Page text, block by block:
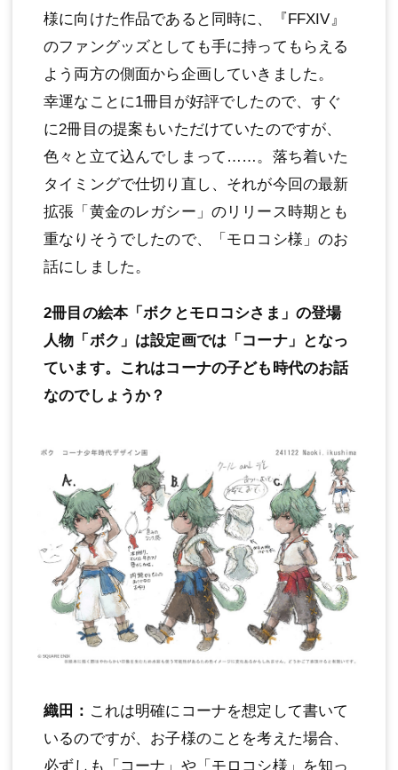
様に向けた作品であると同時に、『FFXIV』
のファングッズとしても手に持ってもらえる
よう両方の側面から企画していきました。
幸運なことに1冊目が好評でしたので、すぐ
に2冊目の提案もいただけていたのですが、
色々と立て込んでしまって……。落ち着いた
タイミングで仕切り直し、それが今回の最新
拡張「黄金のレガシー」のリリース時期とも
重なりそうでしたので、「モロコシ様」のお
話にしました。
2冊目の絵本「ボクとモロコシさま」の登場
人物「ボク」は設定画では「コーナ」となっ
ています。これはコーナの子ども時代のお話
なのでしょうか？
織田： これは明確にコーナを想定して書いて
いるのですが、お子様のことを考えた場合、
必ずしも「コーナ」や「モロコシ様」を知っ